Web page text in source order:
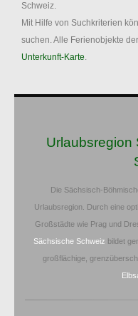
Schweiz.
Mit Hilfe von Suchkriterien
suchen. Alle Ferienobjekte
Unterkunft-Karte.
Urlaubsregion
Die Sächsisch-
Urlaubsregion. Durch eine
Großstädte wie Prag und
Sächsische Schweiz bildet
großflächige,